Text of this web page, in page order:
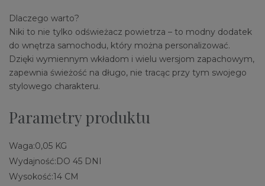
Dlaczego warto?
Niki to nie tylko odświeżacz powietrza – to modny dodatek
do wnętrza samochodu, który można personalizować.
Dzięki wymiennym wkładom i wielu wersjom zapachowym,
zapewnia świeżość na długo, nie tracąc przy tym swojego
stylowego charakteru.
Parametry produktu
Waga:0,05 KG
Wydajność:DO 45 DNI
Wysokość:14 CM